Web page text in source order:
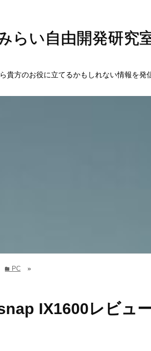
らい自由開発研究
貴方のお役に立てるかもしれない情報を発
folder PC »
IX1600レビュ